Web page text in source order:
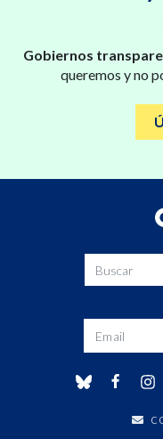
Gobiernos
queremos y no